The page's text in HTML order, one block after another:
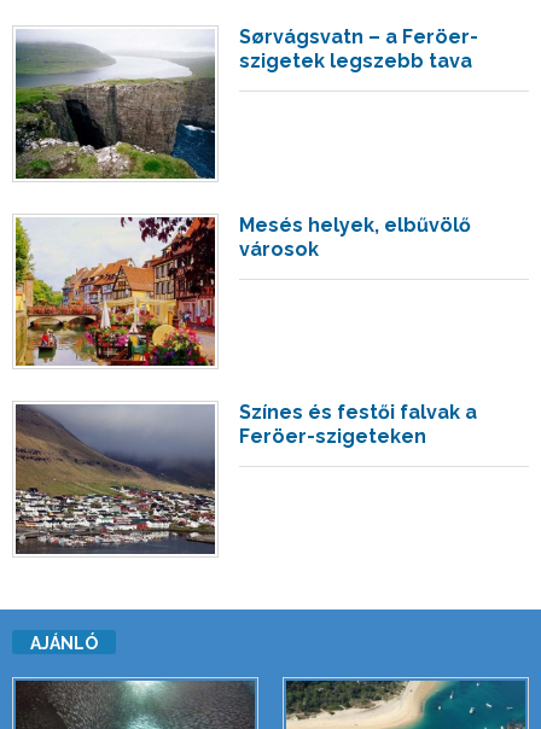
Sørvágsvatn – a Feröer-
szigetek legszebb tava
Mesés helyek, elbűvölő
városok
Színes és festői falvak a
Feröer-szigeteken
AJÁNLÓ